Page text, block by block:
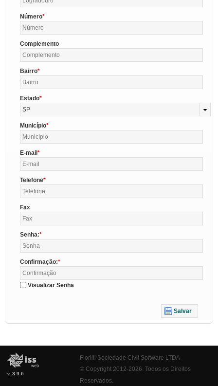
Número
Complemento
Bairro
Estado
SP
Município
E-mail
Telefone
Fax
Senha:
Confirmação:
Visualizar Senha
Salvar
v. 3.9.6
Fiorilli Sociedade Civil Software LTDA
© Copyright 2012-2026. Todos os Direitos
Reservados.